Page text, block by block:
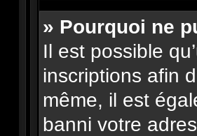
» Pourquoi ne
Il est possible
inscriptions afin
même, il est
banni votre